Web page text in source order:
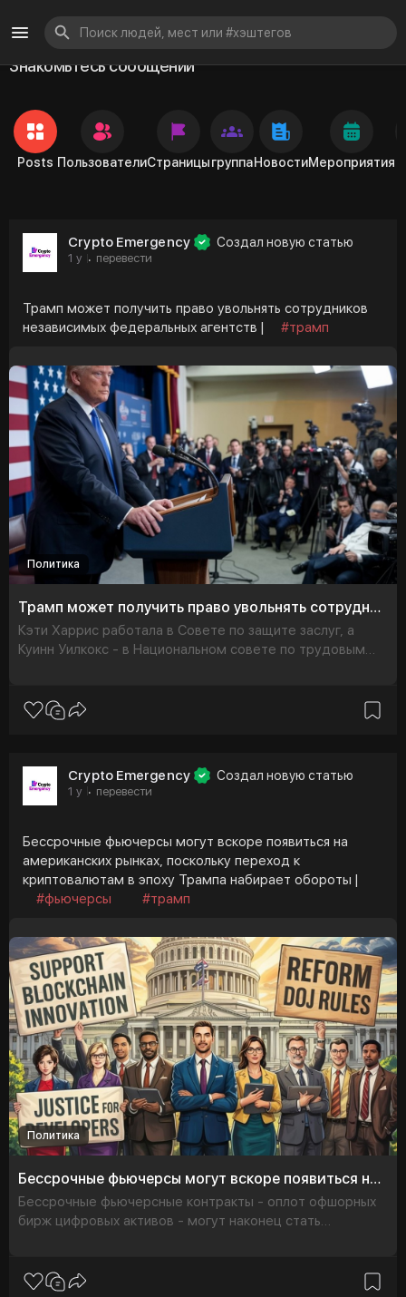
Знакомьтесь сообщений
Posts ПользователиСтраницыгруппаНовостиМероприятия
Crypto Emergency Создал новую статью
1 y · перевести
Трамп может получить право увольнять сотрудников
независимых федеральных агентств |
#трамп
Политика
Трамп может получить право увольнять сотрудников независимых федеральных агентств
Кэти Харрис работала в Совете по защите заслуг, а
Куинн Уилкокс - в Национальном совете по трудовым
Crypto Emergency Создал новую статью
1 y · перевести
Бессрочные фьючерсы могут вскоре появиться на
американских рынках, поскольку переход к
криптовалютам в эпоху Трампа набирает обороты |
#фьючерсы
#трамп
Политика
Бессрочные фьючерсы могут вскоре появиться на американских рынках, поскольку переход к криптовалютам в эпоху Трампа наби
Бессрочные фьючерсные контракты - оплот офшорных
бирж цифровых активов - могут наконец стать